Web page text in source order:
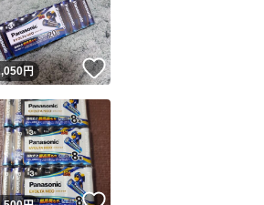
ね！
円 いいね！
ね！